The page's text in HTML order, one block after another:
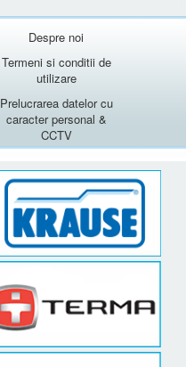
Despre noi
Termeni si conditii de
utilizare
Prelucrarea datelor cu
caracter personal &
CCTV